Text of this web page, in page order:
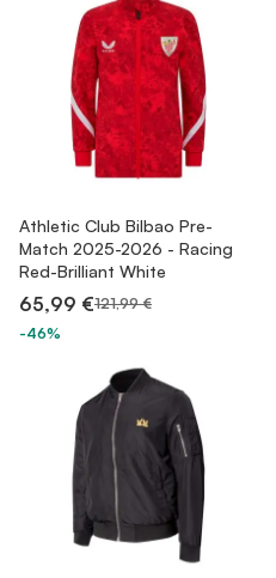
Athletic Club Bilbao Pre-
Match 2025-2026 - Racing
Red-Brilliant White
65,99 €121,99 €
-46%